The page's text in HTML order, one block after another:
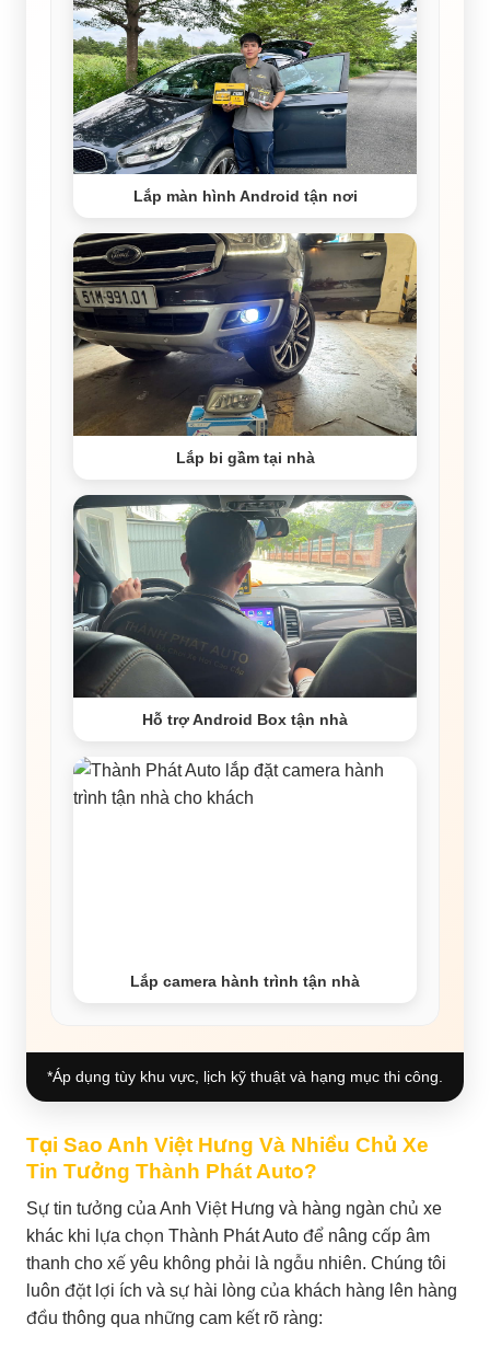
Lắp màn hình Android tận nơi
Lắp bi gầm tại nhà
Hỗ trợ Android Box tận nhà
Lắp camera hành trình tận nhà
*Áp dụng tùy khu vực, lịch kỹ thuật và hạng mục thi công.
Tại Sao Anh Việt Hưng Và Nhiều Chủ Xe
Tin Tưởng Thành Phát Auto?
Sự tin tưởng của Anh Việt Hưng và hàng ngàn chủ xe
khác khi lựa chọn Thành Phát Auto để nâng cấp âm
thanh cho xế yêu không phải là ngẫu nhiên. Chúng tôi
luôn đặt lợi ích và sự hài lòng của khách hàng lên hàng
đầu thông qua những cam kết rõ ràng: